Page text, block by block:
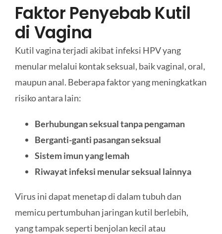
Faktor Penyebab Kutil
di Vagina
Kutil vagina terjadi akibat infeksi HPV yang
menular melalui kontak seksual, baik vaginal, oral,
maupun anal. Beberapa faktor yang meningkatkan
risiko antara lain:
Berhubungan seksual tanpa pengaman
Berganti-ganti pasangan seksual
Sistem imun yang lemah
Riwayat infeksi menular seksual lainnya
Virus ini dapat menetap di dalam tubuh dan
memicu pertumbuhan jaringan kutil berlebih,
yang tampak seperti benjolan kecil atau